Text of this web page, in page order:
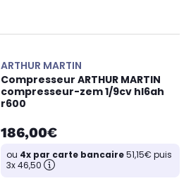
ARTHUR MARTIN
Compresseur ARTHUR MARTIN
compresseur-zem 1/9cv hl6ah
r600
186,00€
ou 4x par carte bancaire51,15€ puis
3x 46,50